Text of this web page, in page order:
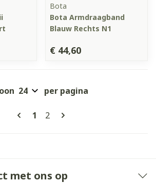
Bota
Bota Armdraagband
Blauw Rechts N1
€ 44,60
Pagina's
U lees momenteel pagina
1 Pagina
2
per pagina
met ons op